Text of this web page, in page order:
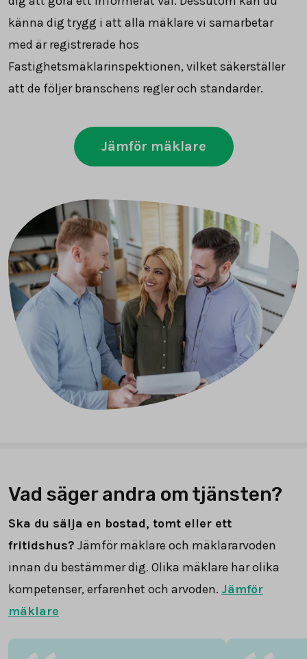
känna dig trygg i att alla mäklare vi samarbetar
med är registrerade hos
Fastighetsmäklarinspektionen, vilket säkerställer
att de följer branschens regler och standarder.
Jämför mäklare
Vad säger andra om tjänsten?
Ska du sälja en bostad, tomt eller ett
fritidshus? Jämför mäklare och mäklararvoden
innan du bestämmer dig. Olika mäklare har olika
kompetenser, erfarenhet och arvoden. Jämför
mäklare